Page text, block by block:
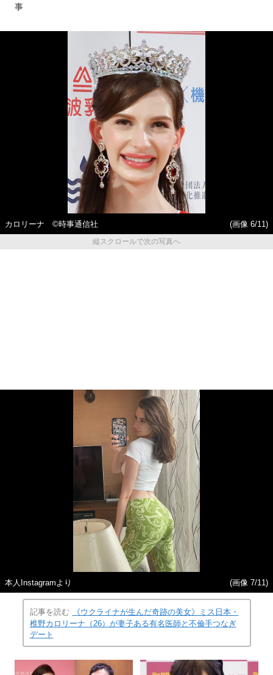
事
カロリーナ ©時事通信社
(画像 6/11)
縦スクロールで次の写真へ
本人Instagramより (画像 7/11)
記事を読む
《ウクライナが生んだ奇跡の美女》ミス日本・
椎野カロリーナ（26）が妻子ある有名医師と不倫手つなぎ
デート